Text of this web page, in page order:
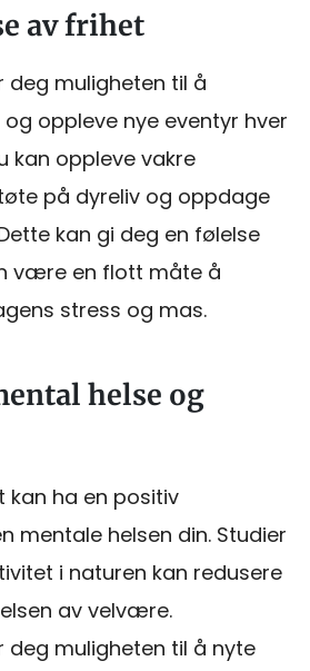
av frihet
deg muligheten til å
oppleve nye eventyr hver
kan oppleve vakre
på dyreliv og oppdage
kan gi deg en følelse
være en flott måte å
stress og mas.
helse og
kan ha en positiv
mentale helsen din. Studier
i naturen kan redusere
av velvære.
deg muligheten til å nyte